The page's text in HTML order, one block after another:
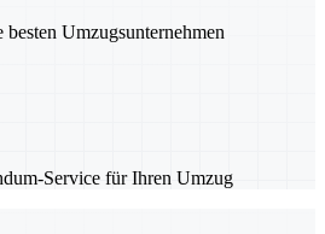
Umzugsunternehmen
Service für Ihren Umzug